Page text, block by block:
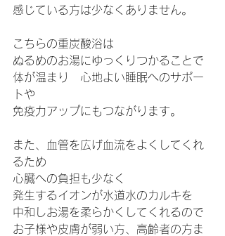
感じている方は少なくありません。
こちらの重炭酸浴は
ぬるめのお湯にゆっくりつかることで
体が温まり　心地よい睡眠へのサポー
トや
免疫力アップにもつながります。
また、血管を広げ血流をよくしてくれ
るため
心臓への負担も少なく
発生するイオンが水道水のカルキを
中和しお湯を柔らかくしてくれるので
お子様や皮膚が弱い方、高齢者の方ま